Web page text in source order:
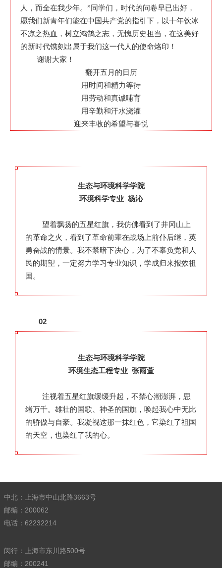
人，而全在我少年。”同学们，时代的问卷早已出好，
愿我们新青年们能在中国共产党的指引下，以十年饮冰
不凉之热血，树立鸿鹄之志，无愧历史担当，在这美好
的新时代镌刻出属于我们这一代人的使命烙印！
谢谢大家！
翻开五月的日历
用时间和精力等待
用劳动和真诚哺育
用辛勤和汗水浇灌
迎来丰收的希望与喜悦
生态与环境科学学院
环境科学专业 杨沁
望着飘扬的五星红旗，我仿佛看到了井冈山上
的革命之火，看到了革命前辈在战场上前仆后继，英
勇奋战的情景。我不禁暗下决心，为了不辜负党和人
民的期望，一定努力学习专业知识，学成归来报效祖
国。
02
生态与环境科学学院
环境生态工程专业 张雨萱
注视着五星红旗缓缓升起，不禁心潮澎湃，思
绪万千。雄壮的国歌、神圣的国旗，唤起我心中无比
的骄傲与自豪。我凝视这那一抹红色，它染红了祖国
的天空，也染红了我的心。
中北：上海市中山北路3663号
邮编：200062
电话：62232214
闵行：上海市东川路500号
邮编：200241